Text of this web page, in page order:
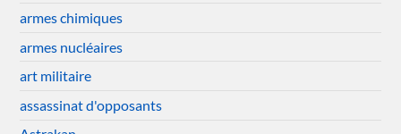
armes chimiques
armes nucléaires
art militaire
assassinat d'opposants